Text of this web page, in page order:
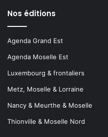
Nos éditions
Agenda Grand Est
Agenda Moselle Est
Luxembourg & frontaliers
Metz, Moselle & Lorraine
Nancy & Meurthe & Moselle
Thionville & Moselle Nord